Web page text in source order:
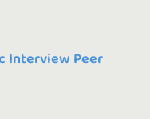
Interview Peer